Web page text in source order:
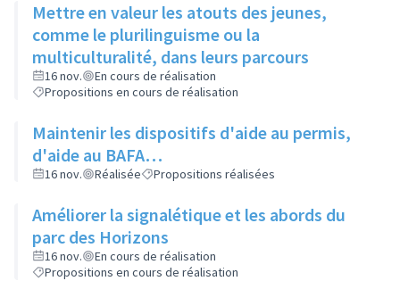
Mettre en valeur les atouts des jeunes,
comme le plurilinguisme ou la
multiculturalité, dans leurs parcours
16 nov.
En cours de réalisation
Propositions en cours de réalisation
Maintenir les dispositifs d'aide au permis,
d'aide au BAFA…
16 nov. Réalisée Propositions réalisées
Améliorer la signalétique et les abords du
parc des Horizons
16 nov.
En cours de réalisation
Propositions en cours de réalisation